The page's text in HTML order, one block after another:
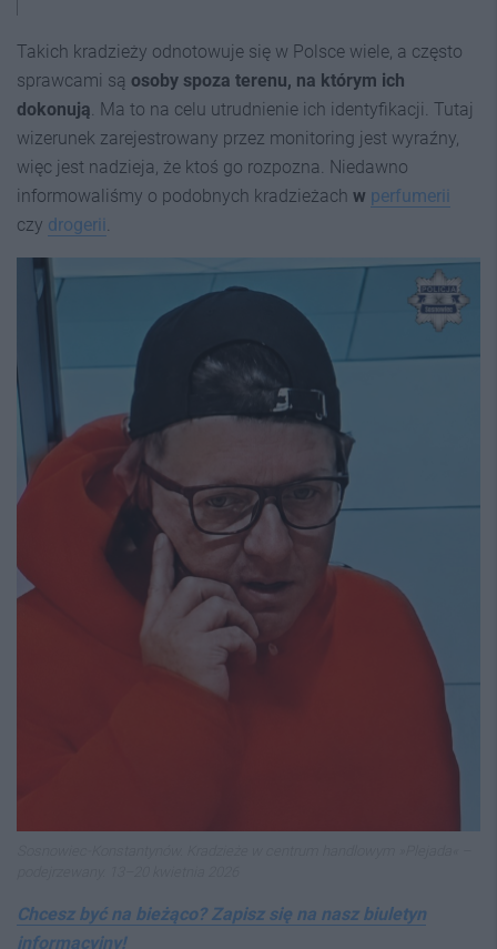
Takich kradzieży odnotowuje się w Polsce wiele, a często
sprawcami są osoby spoza terenu, na którym ich
dokonują. Ma to na celu utrudnienie ich identyfikacji. Tutaj
wizerunek zarejestrowany przez monitoring jest wyraźny,
więc jest nadzieja, że ktoś go rozpozna. Niedawno
informowaliśmy o podobnych kradzieżach w perfumerii
czy drogerii.
Chcesz być na bieżąco? Zapisz się na nasz biuletyn
informacyjny!